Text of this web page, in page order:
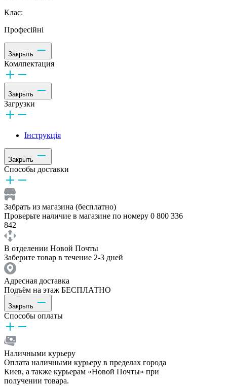
Клас:
Професійні
Закрыть
Комлпектация
Закрыть
Загрузки
Інструкція
Закрыть
Способы доставки
Забрать из магазина (бесплатно)
Проверьте наличие в магазине по номеру 0 800 336
842
В отделении Новой Почты
Заберите товар в течение 2-3 дней
Адресная доставка
Подъём на этаж БЕСПЛАТНО
Закрыть
Способы оплаты
Наличными курьеру
Оплата наличными курьеру в пределах города
Киев, а также курьерам «Новой Почты» при
получении товара.